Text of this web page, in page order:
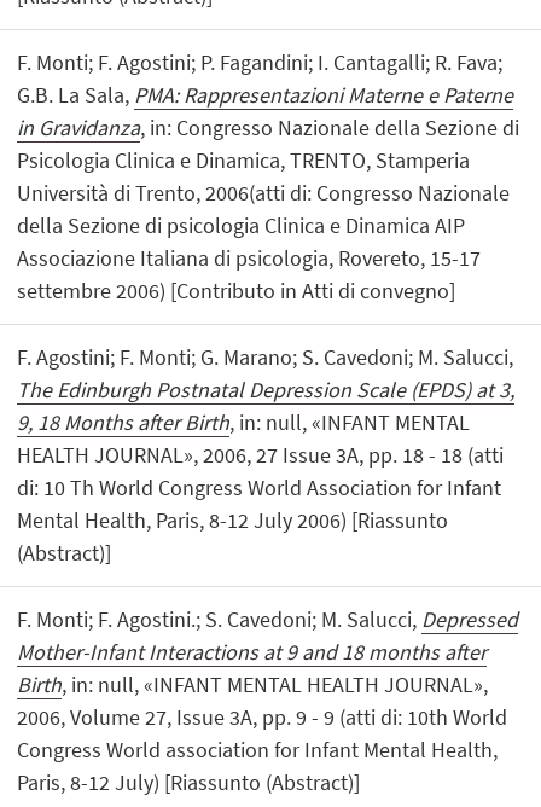
F. Monti; F. Agostini; P. Fagandini; I. Cantagalli; R. Fava;
G.B. La Sala, PMA: Rappresentazioni Materne e Paterne
in Gravidanza, in: Congresso Nazionale della Sezione di
Psicologia Clinica e Dinamica, TRENTO, Stamperia
Università di Trento, 2006(atti di: Congresso Nazionale
della Sezione di psicologia Clinica e Dinamica AIP
Associazione Italiana di psicologia, Rovereto, 15-17
settembre 2006) [Contributo in Atti di convegno]
F. Agostini; F. Monti; G. Marano; S. Cavedoni; M. Salucci,
The Edinburgh Postnatal Depression Scale (EPDS) at 3,
9, 18 Months after Birth, in: null, «INFANT MENTAL
HEALTH JOURNAL», 2006, 27 Issue 3A, pp. 18 - 18 (atti
di: 10 Th World Congress World Association for Infant
Mental Health, Paris, 8-12 July 2006) [Riassunto
(Abstract)]
F. Monti; F. Agostini.; S. Cavedoni; M. Salucci, Depressed
Mother-Infant Interactions at 9 and 18 months after
Birth, in: null, «INFANT MENTAL HEALTH JOURNAL»,
2006, Volume 27, Issue 3A, pp. 9 - 9 (atti di: 10th World
Congress World association for Infant Mental Health,
Paris, 8-12 July) [Riassunto (Abstract)]